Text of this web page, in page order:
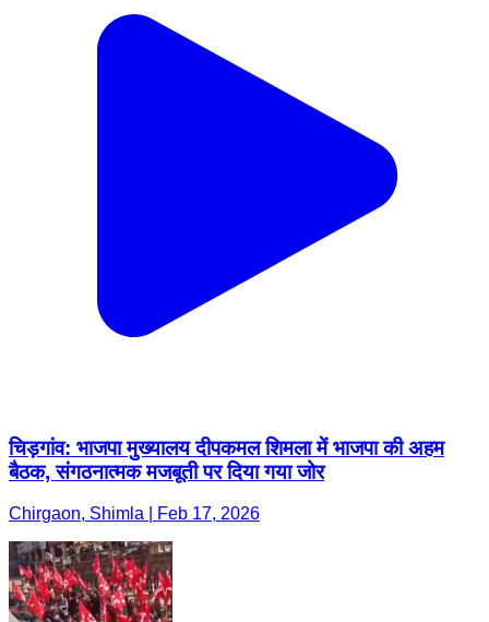
चिड़गांव: भाजपा मुख्यालय दीपकमल शिमला में भाजपा की अहम
बैठक, संगठनात्मक मजबूती पर दिया गया जोर
Chirgaon, Shimla | Feb 17, 2026